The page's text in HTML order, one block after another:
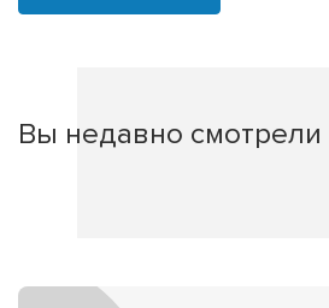
Вы недавно смотрели